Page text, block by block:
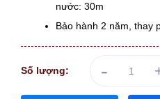
nước: 30m
Bảo hành 2 năm, thay
Số lượng: -